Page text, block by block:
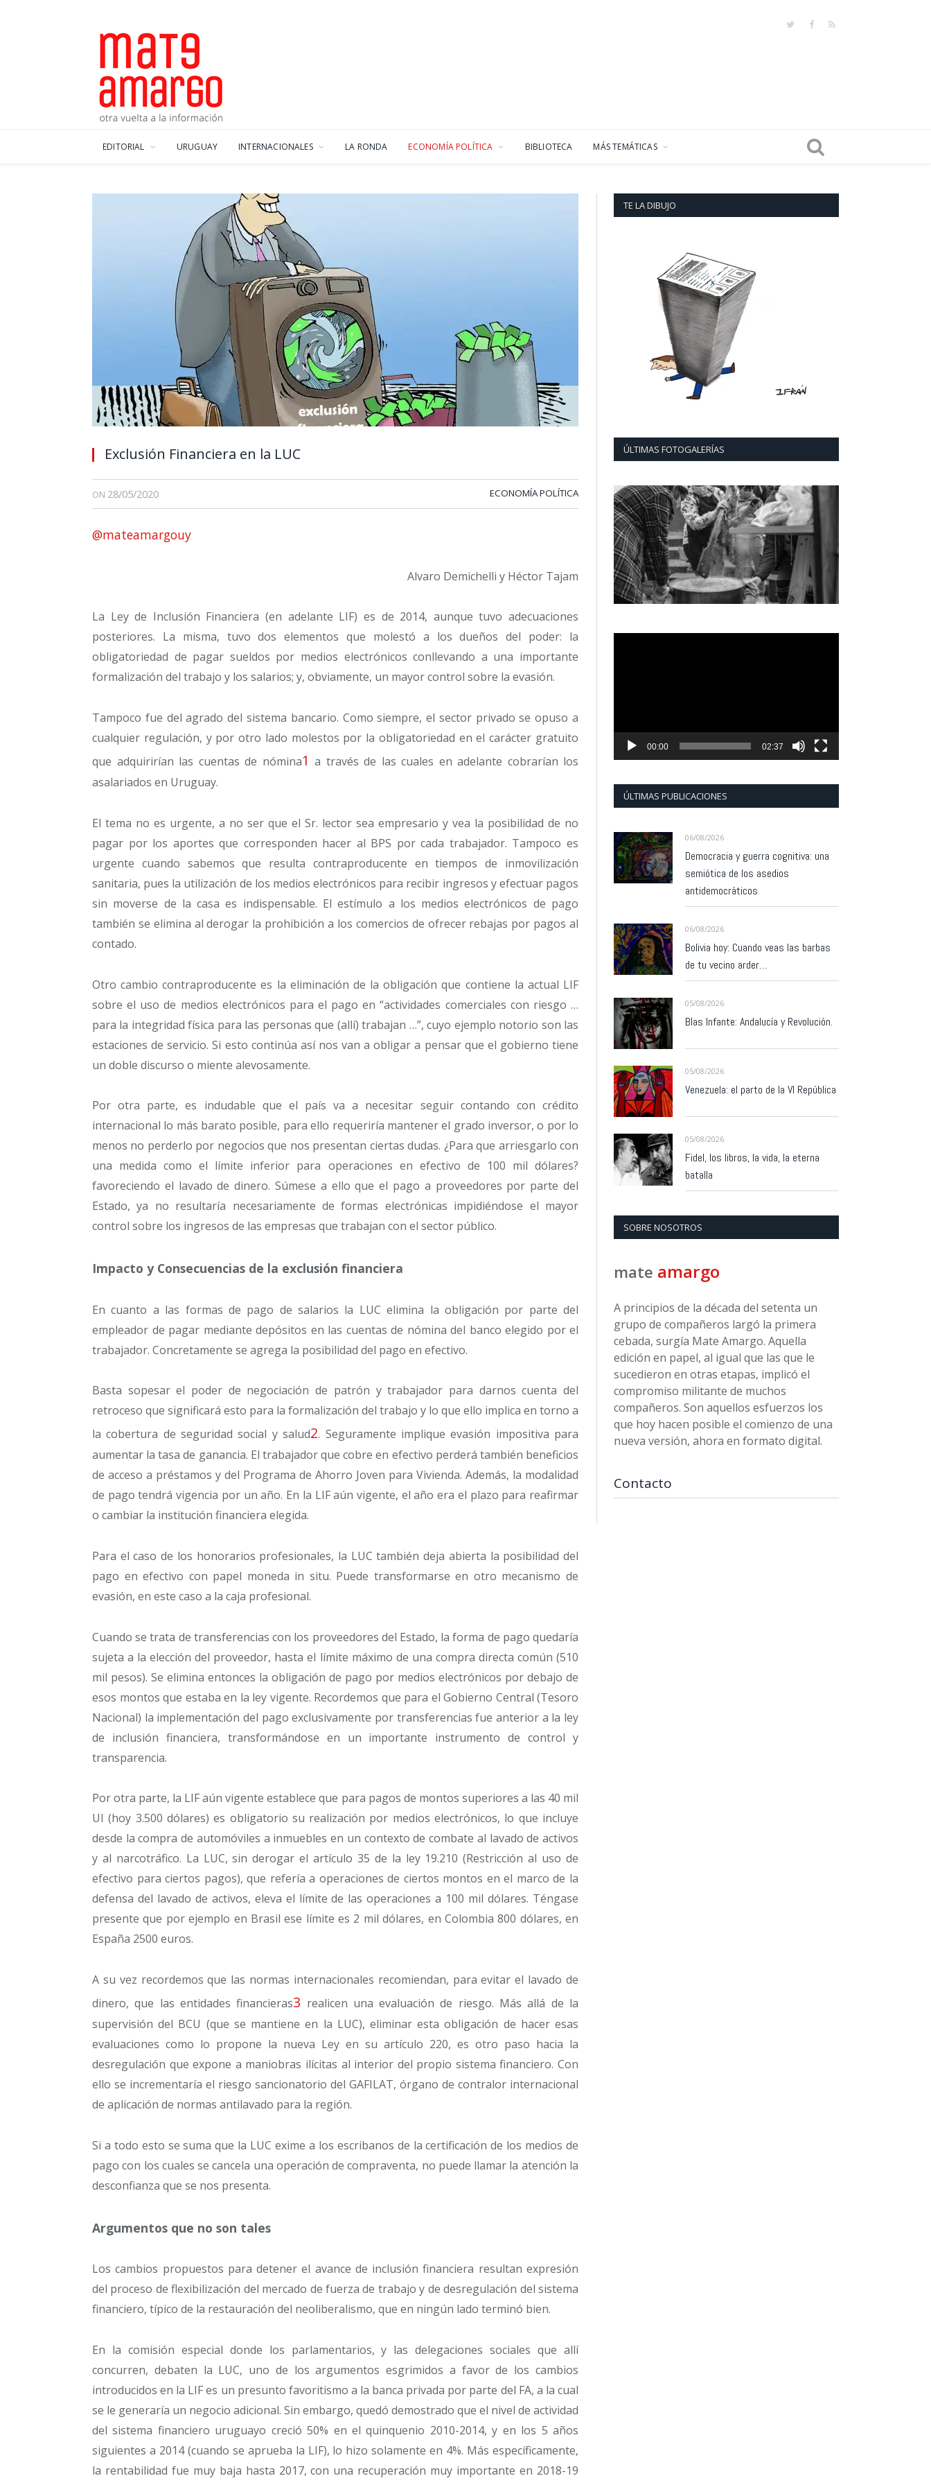
TwitterFacebook
RSS
EDITORIAL URUGUAY INTERNACIONALES LA RONDA ECONOMÍA POLÍTICA BIBLIOTECA MÁS TEMÁTICAS
Exclusión Financiera en la LUC
ON 28/05/2020 ECONOMÍA POLÍTICA
@mateamargouy
Alvaro Demichelli y Héctor Tajam
La Ley de Inclusión Financiera (en adelante LIF) es de 2014, aunque tuvo adecuaciones
posteriores. La misma, tuvo dos elementos que molestó a los dueños del poder: la
obligatoriedad de pagar sueldos por medios electrónicos conllevando a una importante
formalización del trabajo y los salarios; y, obviamente, un mayor control sobre la evasión.
Tampoco fue del agrado del sistema bancario. Como siempre, el sector privado se opuso a
cualquier regulación, y por otro lado molestos por la obligatoriedad en el carácter gratuito
que adquirirían las cuentas de nómina1 a través de las cuales en adelante cobrarían los
asalariados en Uruguay.
El tema no es urgente, a no ser que el Sr. lector sea empresario y vea la posibilidad de no
pagar por los aportes que corresponden hacer al BPS por cada trabajador. Tampoco es
urgente cuando sabemos que resulta contraproducente en tiempos de inmovilización
sanitaria, pues la utilización de los medios electrónicos para recibir ingresos y efectuar pagos
sin moverse de la casa es indispensable. El estímulo a los medios electrónicos de pago
también se elimina al derogar la prohibición a los comercios de ofrecer rebajas por pagos al
contado.
Otro cambio contraproducente es la eliminación de la obligación que contiene la actual LIF
sobre el uso de medios electrónicos para el pago en “actividades comerciales con riesgo …
para la integridad física para las personas que (allí) trabajan …”, cuyo ejemplo notorio son las
estaciones de servicio. Si esto continúa así nos van a obligar a pensar que el gobierno tiene
un doble discurso o miente alevosamente.
Por otra parte, es indudable que el país va a necesitar seguir contando con crédito
internacional lo más barato posible, para ello requeriría mantener el grado inversor, o por lo
menos no perderlo por negocios que nos presentan ciertas dudas. ¿Para que arriesgarlo con
una medida como el límite inferior para operaciones en efectivo de 100 mil dólares?
favoreciendo el lavado de dinero. Súmese a ello que el pago a proveedores por parte del
Estado, ya no resultaría necesariamente de formas electrónicas impidiéndose el mayor
control sobre los ingresos de las empresas que trabajan con el sector público.
Impacto y Consecuencias de la exclusión financiera
En cuanto a las formas de pago de salarios la LUC elimina la obligación por parte del
empleador de pagar mediante depósitos en las cuentas de nómina del banco elegido por el
trabajador. Concretamente se agrega la posibilidad del pago en efectivo.
Basta sopesar el poder de negociación de patrón y trabajador para darnos cuenta del
retroceso que significará esto para la formalización del trabajo y lo que ello implica en torno a
la cobertura de seguridad social y salud2. Seguramente implique evasión impositiva para
aumentar la tasa de ganancia. El trabajador que cobre en efectivo perderá también beneficios
de acceso a préstamos y del Programa de Ahorro Joven para Vivienda. Además, la modalidad
de pago tendrá vigencia por un año. En la LIF aún vigente, el año era el plazo para reafirmar
o cambiar la institución financiera elegida.
Para el caso de los honorarios profesionales, la LUC también deja abierta la posibilidad del
pago en efectivo con papel moneda in situ. Puede transformarse en otro mecanismo de
evasión, en este caso a la caja profesional.
Cuando se trata de transferencias con los proveedores del Estado, la forma de pago quedaría
sujeta a la elección del proveedor, hasta el límite máximo de una compra directa común (510
mil pesos). Se elimina entonces la obligación de pago por medios electrónicos por debajo de
esos montos que estaba en la ley vigente. Recordemos que para el Gobierno Central (Tesoro
Nacional) la implementación del pago exclusivamente por transferencias fue anterior a la ley
de inclusión financiera, transformándose en un importante instrumento de control y
transparencia.
Por otra parte, la LIF aún vigente establece que para pagos de montos superiores a las 40 mil
UI (hoy 3.500 dólares) es obligatorio su realización por medios electrónicos, lo que incluye
desde la compra de automóviles a inmuebles en un contexto de combate al lavado de activos
y al narcotráfico. La LUC, sin derogar el artículo 35 de la ley 19.210 (Restricción al uso de
efectivo para ciertos pagos), que refería a operaciones de ciertos montos en el marco de la
defensa del lavado de activos, eleva el límite de las operaciones a 100 mil dólares. Téngase
presente que por ejemplo en Brasil ese límite es 2 mil dólares, en Colombia 800 dólares, en
España 2500 euros.
A su vez recordemos que las normas internacionales recomiendan, para evitar el lavado de
dinero, que las entidades financieras3 realicen una evaluación de riesgo. Más allá de la
supervisión del BCU (que se mantiene en la LUC), eliminar esta obligación de hacer esas
evaluaciones como lo propone la nueva Ley en su artículo 220, es otro paso hacia la
desregulación que expone a maniobras ilícitas al interior del propio sistema financiero. Con
ello se incrementaría el riesgo sancionatorio del GAFILAT, órgano de contralor internacional
de aplicación de normas antilavado para la región.
Si a todo esto se suma que la LUC exime a los escribanos de la certificación de los medios de
pago con los cuales se cancela una operación de compraventa, no puede llamar la atención la
desconfianza que se nos presenta.
Argumentos que no son tales
Los cambios propuestos para detener el avance de inclusión financiera resultan expresión
del proceso de flexibilización del mercado de fuerza de trabajo y de desregulación del sistema
financiero, típico de la restauración del neoliberalismo, que en ningún lado terminó bien.
En la comisión especial donde los parlamentarios, y las delegaciones sociales que allí
concurren, debaten la LUC, uno de los argumentos esgrimidos a favor de los cambios
introducidos en la LIF es un presunto favoritismo a la banca privada por parte del FA, a la cual
se le generaría un negocio adicional. Sin embargo, quedó demostrado que el nivel de actividad
del sistema financiero uruguayo creció 50% en el quinquenio 2010-2014, y en los 5 años
siguientes a 2014 (cuando se aprueba la LIF), lo hizo solamente en 4%. Más específicamente,
la rentabilidad fue muy baja hasta 2017, con una recuperación muy importante en 2018-19
TE LA DIBUJO
ÚLTIMAS FOTOGALERÍAS
00:00 02:37
ÚLTIMAS PUBLICACIONES
06/08/2026
Democracia y guerra cognitiva: una
semiótica de los asedios
antidemocráticos
06/08/2026
Bolivia hoy: Cuando veas las barbas
de tu vecino arder…
05/08/2026
Blas Infante: Andalucía y Revolución.
05/08/2026
Venezuela: el parto de la VI República
05/08/2026
Fidel, los libros, la vida, la eterna
batalla
SOBRE NOSOTROS
mate amargo
A principios de la década del setenta un
grupo de compañeros largó la primera
cebada, surgía Mate Amargo. Aquella
edición en papel, al igual que las que le
sucedieron en otras etapas, implicó el
compromiso militante de muchos
compañeros. Son aquellos esfuerzos los
que hoy hacen posible el comienzo de una
nueva versión, ahora en formato digital.
Contacto